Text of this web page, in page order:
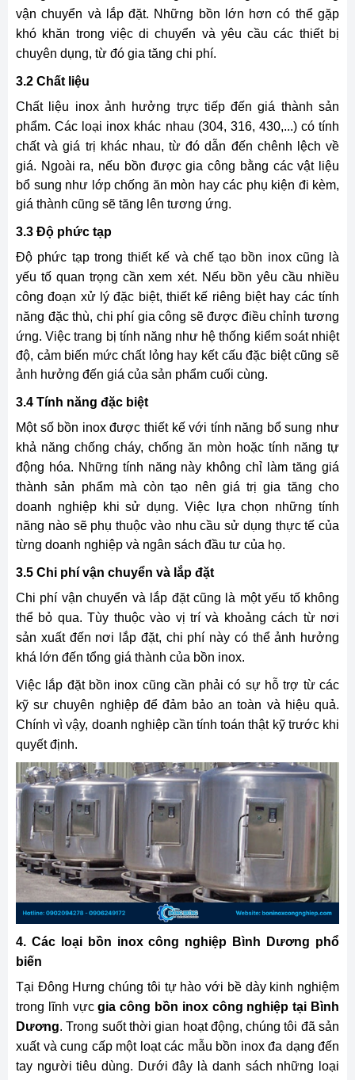
vận chuyển và lắp đặt. Những bồn lớn hơn có thể gặp
khó khăn trong việc di chuyển và yêu cầu các thiết bị
chuyên dụng, từ đó gia tăng chi phí.
3.2 Chất liệu
Chất liệu inox ảnh hưởng trực tiếp đến giá thành sản
phẩm. Các loại inox khác nhau (304, 316, 430,...) có tính
chất và giá trị khác nhau, từ đó dẫn đến chênh lệch về
giá. Ngoài ra, nếu bồn được gia công bằng các vật liệu
bổ sung như lớp chống ăn mòn hay các phụ kiện đi kèm,
giá thành cũng sẽ tăng lên tương ứng.
3.3 Độ phức tạp
Độ phức tạp trong thiết kế và chế tạo bồn inox cũng là
yếu tố quan trọng cần xem xét. Nếu bồn yêu cầu nhiều
công đoạn xử lý đặc biệt, thiết kế riêng biệt hay các tính
năng đặc thù, chi phí gia công sẽ được điều chỉnh tương
ứng.Việc trang bị tính năng như hệ thống kiểm soát nhiệt
độ, cảm biến mức chất lỏng hay kết cấu đặc biệt cũng sẽ
ảnh hưởng đến giá của sản phẩm cuối cùng.
3.4 Tính năng đặc biệt
Một số bồn inox được thiết kế với tính năng bổ sung như
khả năng chống cháy, chống ăn mòn hoặc tính năng tự
động hóa. Những tính năng này không chỉ làm tăng giá
thành sản phẩm mà còn tạo nên giá trị gia tăng cho
doanh nghiệp khi sử dụng. Việc lựa chọn những tính
năng nào sẽ phụ thuộc vào nhu cầu sử dụng thực tế của
từng doanh nghiệp và ngân sách đầu tư của họ.
3.5 Chi phí vận chuyển và lắp đặt
Chi phí vận chuyển và lắp đặt cũng là một yếu tố không
thể bỏ qua. Tùy thuộc vào vị trí và khoảng cách từ nơi
sản xuất đến nơi lắp đặt, chi phí này có thể ảnh hưởng
khá lớn đến tổng giá thành của bồn inox.
Việc lắp đặt bồn inox cũng cần phải có sự hỗ trợ từ các
kỹ sư chuyên nghiệp để đảm bảo an toàn và hiệu quả.
Chính vì vậy, doanh nghiệp cần tính toán thật kỹ trước khi
quyết định.
4. Các loại bồn inox công nghiệp Bình Dương phổ
biến
Tại Đông Hưng chúng tôi tự hào với bề dày kinh nghiệm
trong lĩnh vựcgia công bồn inox công nghiệp tại Bình
Dương. Trong suốt thời gian hoạt động, chúng tôi đã sản
xuất và cung cấp một loạt các mẫu bồn inox đa dạng đến
tay người tiêu dùng. Dưới đây là danh sách những loại